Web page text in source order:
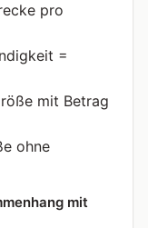
pro
=
mit Betrag
ohne
mit